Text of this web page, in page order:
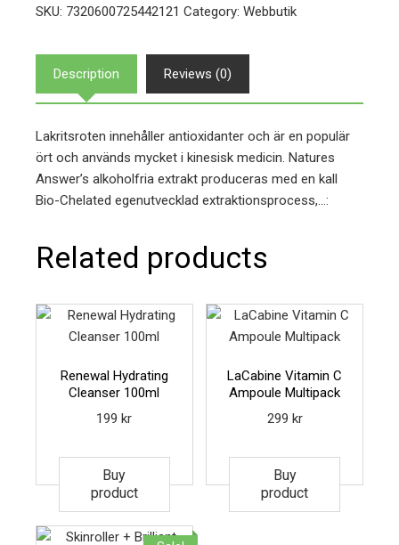
SKU: 7320600725442121 Category: Webbutik
Description Reviews (0)
Lakritsroten innehåller antioxidanter och är en populär
ört och används mycket i kinesisk medicin. Natures
Answer’s alkoholfria extrakt produceras med en kall
Bio-Chelated egenutvecklad extraktionsprocess,…:
Related products
Renewal Hydrating
Cleanser 100ml
199kr
Buy
product
LaCabine Vitamin C
Ampoule Multipack
299 kr
Buy
product